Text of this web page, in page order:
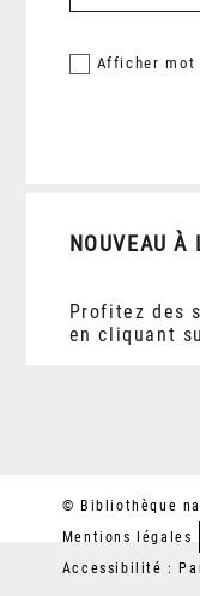
Afficher mot
NOUVEAU À
Profitez des
en cliquant
© Bibliothèque
Mentions légales
Accessibilité :